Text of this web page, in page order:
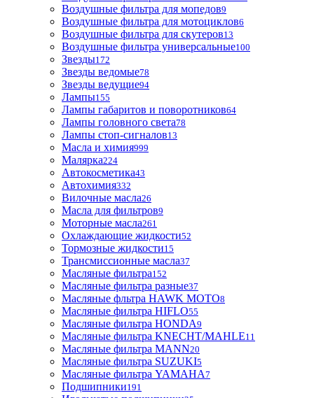
Воздушные фильтра для мопедов9
Воздушные фильтра для мотоциклов6
Воздушные фильтра для скутеров13
Воздушные фильтра универсальные100
Звезды172
Звезды ведомые78
Звезды ведущие94
Лампы155
Лампы габаритов и поворотников64
Лампы головного света78
Лампы стоп-сигналов13
Масла и химия999
Малярка224
Автокосметика43
Автохимия332
Вилочные масла26
Масла для фильтров9
Моторные масла261
Охлаждающие жидкости52
Тормозные жидкости15
Трансмиссионные масла37
Масляные фильтра152
Масляные фильтра разные37
Масляные фльтра HAWK MOTO8
Масляные фильтра HIFLO55
Масляные фильтра HONDA9
Масляные фильтра KNECHT/MAHLE11
Масляные фильтра MANN20
Масляные фильтра SUZUKI5
Масляные фильтра YAMAHA7
Подшипники191